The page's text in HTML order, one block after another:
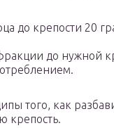
до крепости 20
до нужной
того, как
крепость.